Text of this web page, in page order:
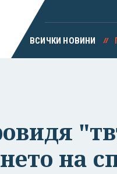
ВСИЧКИ НОВИНИ
на